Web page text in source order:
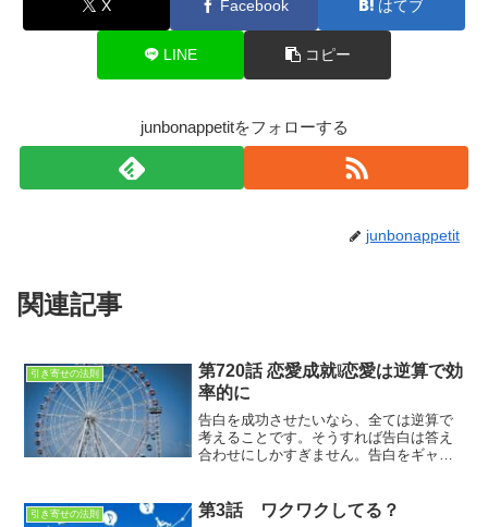
X Facebook はてブ
LINE コピー
junbonappetitをフォローする
junbonappetit
関連記事
引き寄せの法則
第720話 恋愛成就❕恋愛は逆算で効
率的に
告白を成功させたいなら、全ては逆算で
考えることです。そうすれば告白は答え
合わせにしかすぎません。告白をギャン
ますよ
引き寄せの法則 第3話 ワクワクしてる？